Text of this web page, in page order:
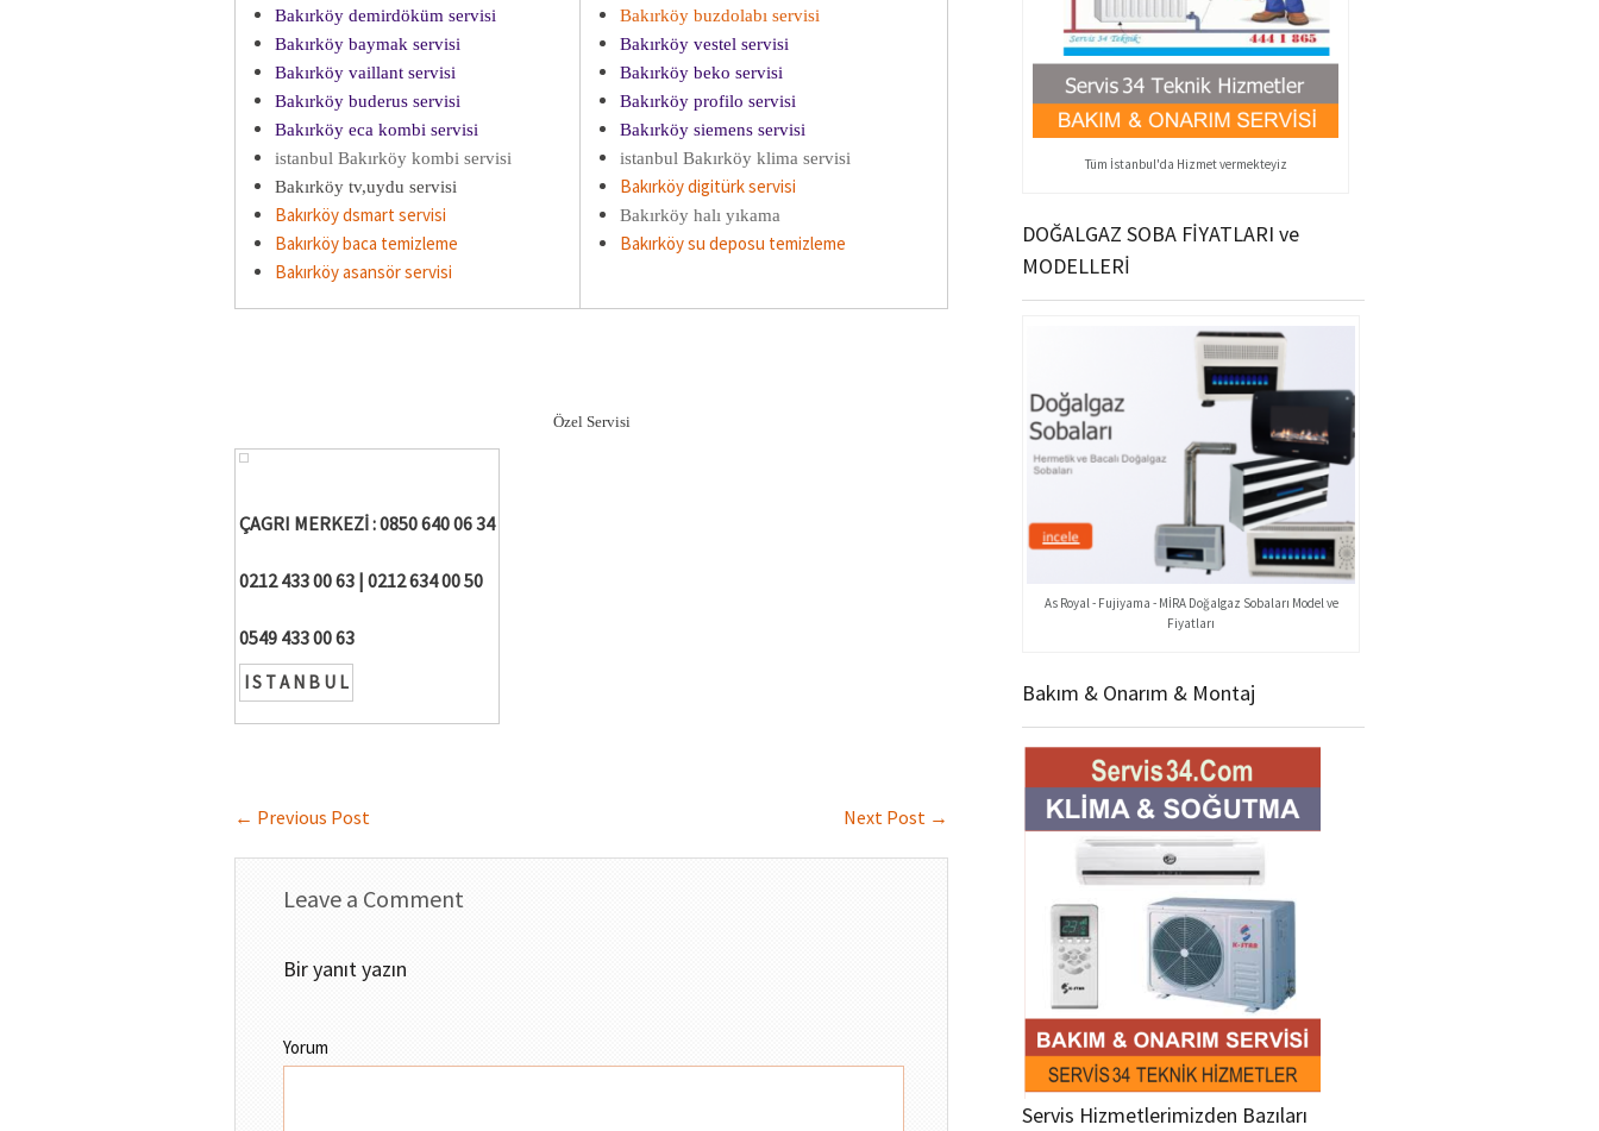
Bakırköy demirdöküm servisi
Bakırköy baymak servisi
Bakırköy vaillant servisi
Bakırköy buderus servisi
Bakırköy eca kombi servisi
istanbul Bakırköy kombi servisi
Bakırköy tv,uydu servisi
Bakırköy dsmart servisi
Bakırköy baca temizleme
Bakırköy asansör servisi
Bakırköy buzdolabı servisi
Bakırköy vestel servisi
Bakırköy beko servisi
Bakırköy profilo servisi
Bakırköy siemens servisi
istanbul Bakırköy klima servisi
Bakırköy digitürk servisi
Bakırköy halı yıkama
Bakırköy su deposu temizleme
Özel Servisi
ÇAGRI MERKEZİ : 0850 640 06 34
0212 433 00 63 | 0212 634 00 50
0549 433 00 63
I S T A N B U L
← Previous Post Next Post →
Leave a Comment
Bir yanıt yazın
Yorum
Tüm İstanbul'da Hizmet vermekteyiz
DOĞALGAZ SOBA FİYATLARI ve
MODELLERİ
As Royal - Fujiyama - MİRA Doğalgaz Sobaları Model ve
Fiyatları
Bakım & Onarım & Montaj
Servis Hizmetlerimizden Bazıları